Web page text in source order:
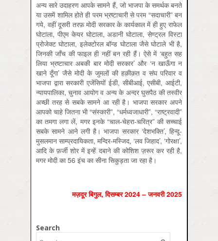
अन्य सारे उदाहरण आपके सामने हैं, जो भाजपा के समर्थक बनते
या उसमें शामिल होते ही परम भ्रष्टाचारी से परम “सदाचारी” बन
गये, वहीं दूसरी तरफ़ मोदी सरकार के कार्यकाल में ही हुए राफेल
घोटाला, पीएम केयर घोटाला, अडानी घोटाला, सेण्ट्रल विस्टा
प्रोजेक्ट घोटाला, इलेक्टोरल बॉन्ड घोटाला जैसे घोटाले भी है,
जिनकी जाँच की फाइल ही नहीं बन रही हैं। ऐसे में ‘बहुत सह
लिया भ्रष्टाचार अबकी बार मोदी सरकार’ और ‘न खाऊँगा न
खाने दूँगा’ जैसे मोदी के जुमलों की हक़ीक़त व संघ परिवार व
भाजपा द्वारा सरकारी एजेंसियों ईडी, सीबीआई, एसीबी, आईटी,
न्यायपालिका, चुनाव आयोग व अन्य के अन्दर घुसपैठ की तस्वीर
अच्छी तरह से सबके सामने आ रही है। भाजपा सरकार अपने
आपको चाहे जितना भी “संस्कारी”, “धर्मध्वजाधारी”, “राष्ट्रवादी”
का तमगा लगा लें, मगर इनके “चाल-चेहरा-चरित्र” की सच्चाई
सबके सामने आने लगी है। भाजपा सरकार ‘देशभक्ति’, हिन्दू-
मुसलमान साम्प्रदायिकता, मन्दिर-मस्जिद, ‘लव जिहाद’, ‘गोरक्षा’,
आदि के फ़र्जी शोर में इन्हें दबाने की कोशिश ज़रूर कर रही है,
मगर मोदी का 56 इंच का सीना सिकुड़ता जा रहा है।
मज़दूर बिगुल, दिसम्‍बर 2024 – जनवरी 2025
Search